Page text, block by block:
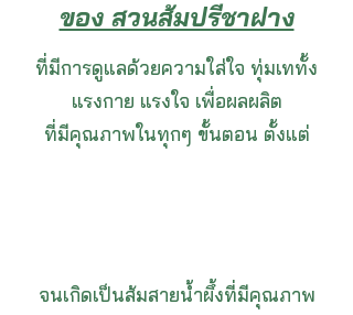
ของ สวนส้มปรีชาฝาง
ที่มีการดูแลด้วยความใส่ใจ ทุ่มเททั้ง
แรงกาย แรงใจ เพื่อผลผลิต
ที่มีคุณภาพในทุกๆ ขั้นตอน ตั้งแต่
จนเกิดเป็นส้มสายน้ำผึ้งที่มีคุณภาพ